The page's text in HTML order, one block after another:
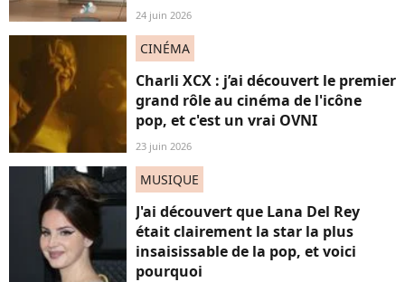
24 juin 2026
CINÉMA
Charli XCX : j’ai découvert le premier
grand rôle au cinéma de l'icône
pop, et c'est un vrai OVNI
23 juin 2026
MUSIQUE
J'ai découvert que Lana Del Rey
était clairement la star la plus
insaisissable de la pop, et voici
pourquoi